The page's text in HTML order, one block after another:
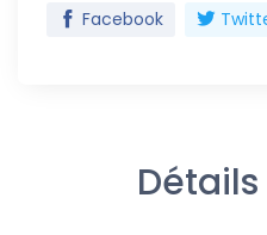
Facebook